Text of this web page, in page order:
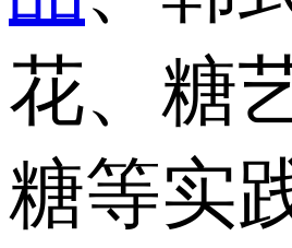
花、糖
糖等实